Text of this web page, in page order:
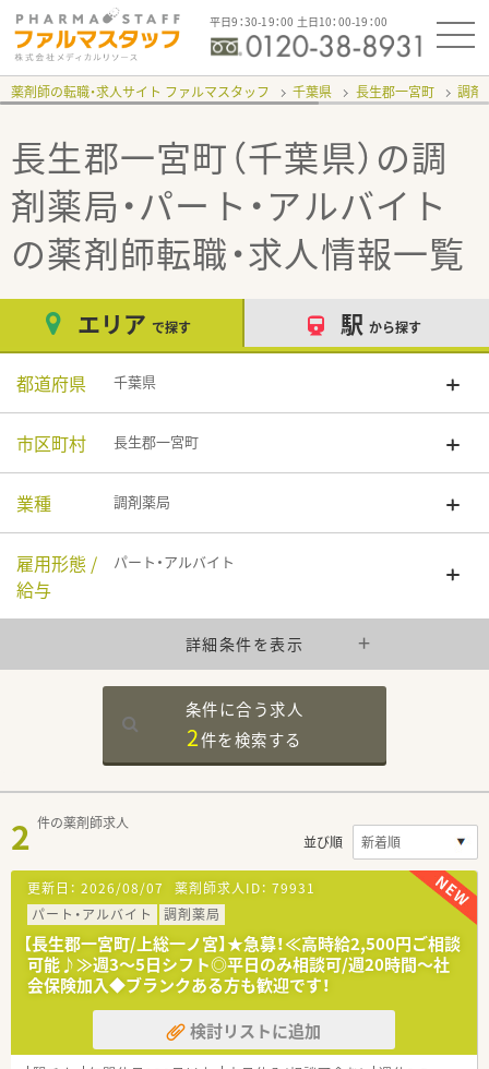
平日9：30-19：00 土日10：00-19：00
薬剤師の転職・求人サイト ファルマスタッフ 千葉県 長生郡一宮町 調剤
長生郡一宮町（千葉県）の調
剤薬局・パート・アルバイト
の薬剤師転職・求人情報一覧
エリア で探す 駅 から探す
都道府県 千葉県
市区町村 長生郡一宮町
業種 調剤薬局
雇用形態 /
給与
パート・アルバイト
詳細条件を表示
条件に合う求人
2件を検索する
2 件の薬剤師求人
並び順
更新日： 2026/08/07 薬剤師求人ID： 79931
パート・アルバイト
調剤薬局
【長生郡一宮町/上総一ノ宮】★急募！≪高時給2,500円ご相談
可能♪≫週3～5日シフト◎平日のみ相談可/週20時間～社
会保険加入◆ブランクある方も歓迎です！
検討リストに追加